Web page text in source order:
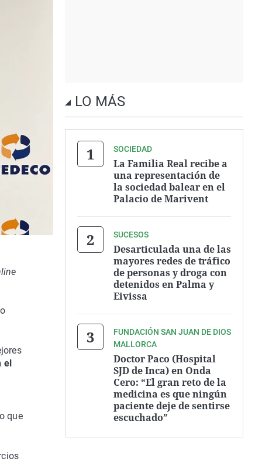
el
que
LO MÁS
SOCIEDAD
La Familia Real recibe a
una representación de
la sociedad balear en el
Palacio de Marivent
SUCESOS
Desarticulada una de las
mayores redes de tráfico
de personas y droga con
detenidos en Palma y
Eivissa
FUNDACIÓN SAN JUAN DE DIOS
MALLORCA
Doctor Paco (Hospital
SJD de Inca) en Onda
Cero: “El gran reto de la
medicina es que ningún
paciente deje de sentirse
escuchado”